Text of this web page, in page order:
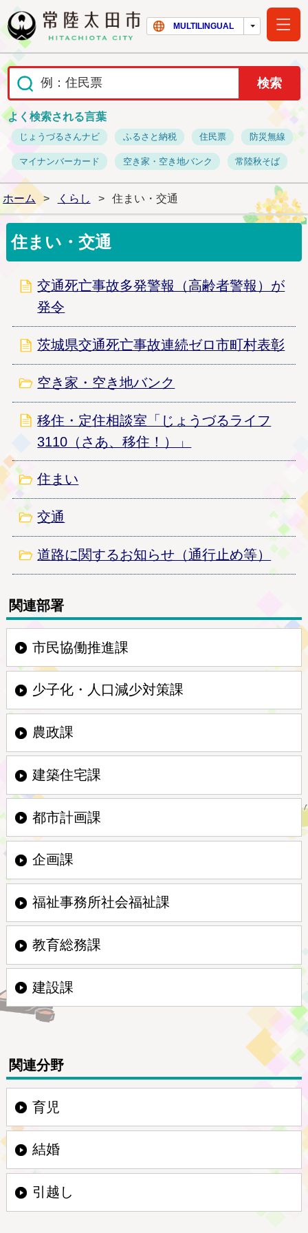
常陸太田市ホー
MULTILINGUAL
よく検索される言葉
じょうづるさんナビ ふるさと納税 住民票 防災無線
マイナンバーカード 空き家・空き地バンク 常陸秋そば
ホーム > くらし > 住まい・交通
住まい・交通
交通死亡事故多発警報（高齢者警報）が
発令
茨城県交通死亡事故連続ゼロ市町村表彰
空き家・空き地バンク
移住・定住相談室「じょうづるライフ
3110（さあ、移住！）」
住まい
交通
道路に関するお知らせ（通行止め等）
関連部署
市民協働推進課
少子化・人口減少対策課
農政課
建築住宅課
都市計画課
企画課
福祉事務所社会福祉課
教育総務課
建設課
関連分野
育児
結婚
引越し